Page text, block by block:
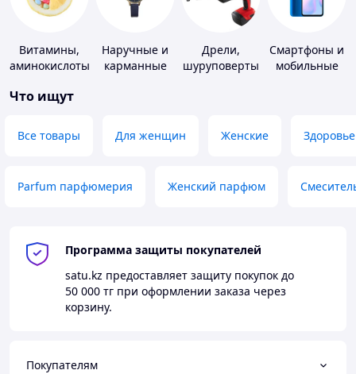
Витамины,
аминокислоты
Наручные и
карманные
Дрели,
шуруповерты
Смартфоны и
мобильные
Что ищут
Все товары Для женщин Женские Здоровье
Parfum парфюмерия Женский парфюм
Программа защиты покупателей
satu.kz предоставляет защиту покупок до
50 000 тг при оформлении заказа через
корзину.
Покупателям